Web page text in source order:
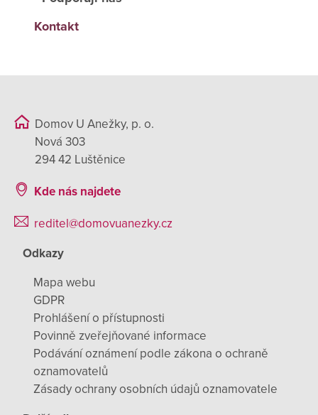
Kontakt
Domov U Anežky, p. o.
Nová 303
294 42 Luštěnice
Kde nás najdete
reditel@domovuanezky.cz
Odkazy
Mapa webu
GDPR
Prohlášení o přístupnosti
Povinně zveřejňované informace
Podávání oznámení podle zákona o ochraně
oznamovatelů
Zásady ochrany osobních údajů oznamovatele